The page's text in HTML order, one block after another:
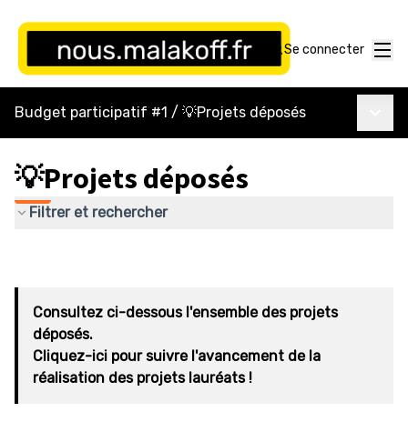
Se connecter
Budget participatif #1 / 💡Projets déposés
💡Projets déposés
Filtrer et rechercher
Consultez ci-dessous l'ensemble des projets
déposés.
Cliquez-ici pour suivre l'avancement de la
réalisation des projets lauréats !